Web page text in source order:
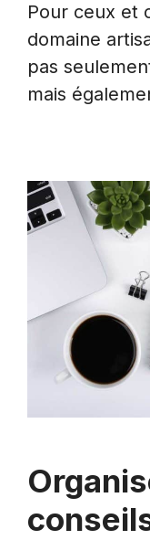
Pour ceux et
domaine
pas
mais